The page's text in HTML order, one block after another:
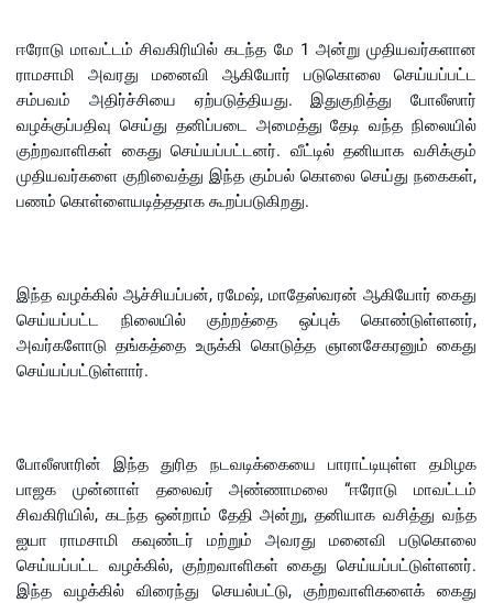
ஈரோடு மாவட்டம் சிவகிரியில் கடந்த மே 1 அன்று முதியவர்களான
ராமசாமி அவரது மனைவி ஆகியோர் படுகொலை செய்யப்பட்ட
சம்பவம் அதிர்ச்சியை ஏற்படுத்தியது. இதுகுறித்து போலீஸார்
வழக்குப்பதிவு செய்து தனிப்படை அமைத்து தேடி வந்த நிலையில்
குற்றவாளிகள் கைது செய்யப்பட்டனர். வீட்டில் தனியாக வசிக்கும்
முதியவர்களை குறிவைத்து இந்த கும்பல் கொலை செய்து நகைகள்,
பணம் கொள்ளையடித்ததாக கூறப்படுகிறது.
இந்த வழக்கில் ஆச்சியப்பன், ரமேஷ், மாதேஸ்வரன் ஆகியோர் கைது
செய்யப்பட்ட நிலையில் குற்றத்தை ஒப்புக் கொண்டுள்ளனர்,
அவர்களோடு தங்கத்தை உருக்கி கொடுத்த ஞானசேகரனும் கைது
செய்யப்பட்டுள்ளார்.
போலீஸாரின் இந்த துரித நடவடிக்கையை பாராட்டியுள்ள தமிழக
பாஜக முன்னாள் தலைவர் அண்ணாமலை “ஈரோடு மாவட்டம்
சிவகிரியில், கடந்த ஒன்றாம் தேதி அன்று, தனியாக வசித்து வந்த
ஐயா ராமசாமி கவுண்டர் மற்றும் அவரது மனைவி படுகொலை
செய்யப்பட்ட வழக்கில், குற்றவாளிகள் கைது செய்யப்பட்டுள்ளனர்.
இந்த வழக்கில் விரைந்து செயல்பட்டு, குற்றவாளிகளைக் கைது